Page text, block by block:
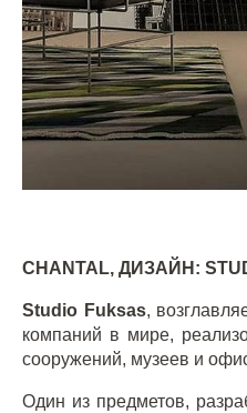
CHANTAL, ДИЗАЙН:
Studio Fuksas,
компаний в мире,
сооружений, музеев и
Один из предметов,